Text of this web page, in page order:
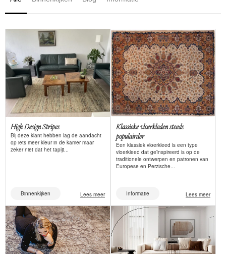
High Design Stripes
Bij deze klant hebben lag de aandacht
op iets meer kleur in de kamer maar
zeker niet dat het tapijt...
Binnenkijken Lees meer
Klassieke vloerkleden steeds
populairder
Een klassiek vloerkleed is een type
vloerkleed dat geïnspireerd is op de
traditionele ontwerpen en patronen van
Europese en Perzische...
Informatie Lees meer